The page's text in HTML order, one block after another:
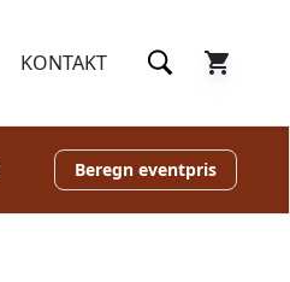
KONTAKT
Beregn eventpris